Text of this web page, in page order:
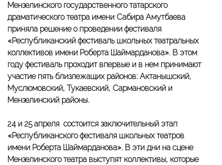
Мензелинского государственного татарского
драматического театра имени Сабира Амутбаева
приняла решение о проведении фестиваля
«Республиканский фестиваль школьных театральных
коллективов имени Роберта Шаймарданова». В этом
году фестиваль проходит впервые и в нем принимают
участие пять близлежащих районов: Актанышский,
Муслюмовский, Тукаевский, Сармановский и
Мензелинский районы.
24 и 25 апреля состоится заключительный этап
«Республиканского фестиваля школьных театров
имени Роберта Шаймарданова». В эти дни на сцене
Мензелинского театра выступят коллективы, которые